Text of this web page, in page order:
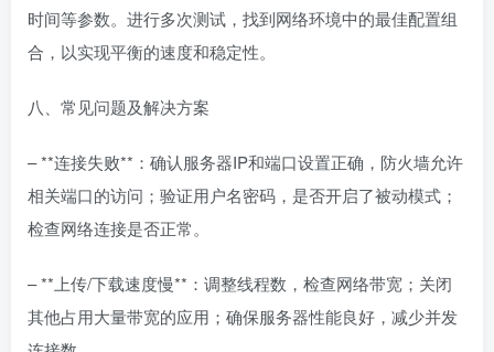
时间等参数。进行多次测试，找到网络环境中的最佳配置组
合，以实现平衡的速度和稳定性。
八、常见问题及解决方案
– **连接失败**：确认服务器IP和端口设置正确，防火墙允许
相关端口的访问；验证用户名密码，是否开启了被动模式；
检查网络连接是否正常。
– **上传/下载速度慢**：调整线程数，检查网络带宽；关闭
其他占用大量带宽的应用；确保服务器性能良好，减少并发